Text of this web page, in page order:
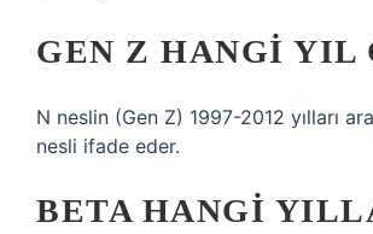
GEN Z HANGI YIL
N neslin (Gen Z) 1997-2012 yılları
nesli ifade eder.
BETA HANGI